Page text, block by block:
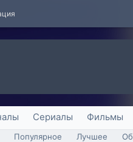
Сериалы Фильмы
Популярное Лучшее